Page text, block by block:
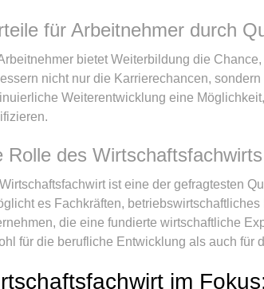
für Arbeitnehmer durch
bietet Weiterbildung die
nicht nur die Karrierechancen,
Weiterentwicklung eine
Rolle des
ist eine der gefragtesten
es Fachkräften,
die eine fundierte wirtschaftliche
für die berufliche Entwicklung als auch für
im